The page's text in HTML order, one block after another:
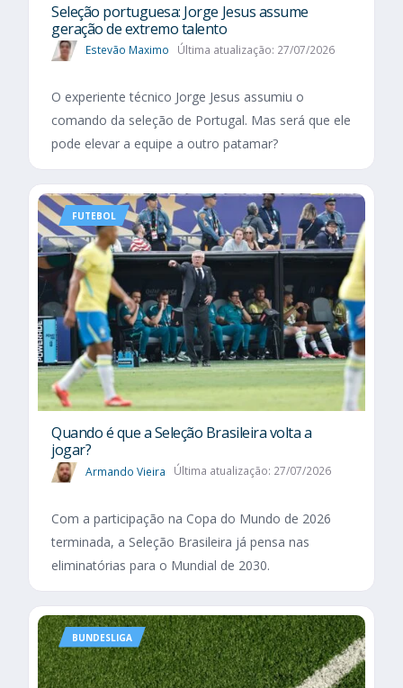
Seleção portuguesa: Jorge Jesus assume
geração de extremo talento
Estevão Maximo Última atualização: 27/07/2026
O experiente técnico Jorge Jesus assumiu o
comando da seleção de Portugal. Mas será que ele
pode elevar a equipe a outro patamar?
FUTEBOL
Quando é que a Seleção Brasileira volta a
jogar?
Armando Vieira Última atualização: 27/07/2026
Com a participação na Copa do Mundo de 2026
terminada, a Seleção Brasileira já pensa nas
eliminatórias para o Mundial de 2030.
BUNDESLIGA